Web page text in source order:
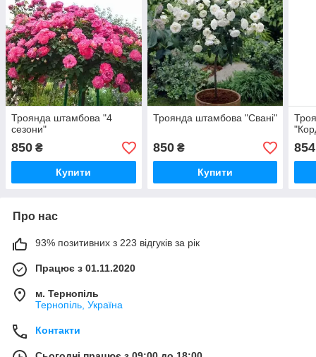
Троянда штамбова "4
сезони"
850 ₴
Купити
Троянда штамбова "Свані"
850₴
Купити
854
Про нас
93% позитивних з 223 відгуків за рік
Працює з 01.11.2020
м. Тернопіль
Тернопіль, Україна
Контакти